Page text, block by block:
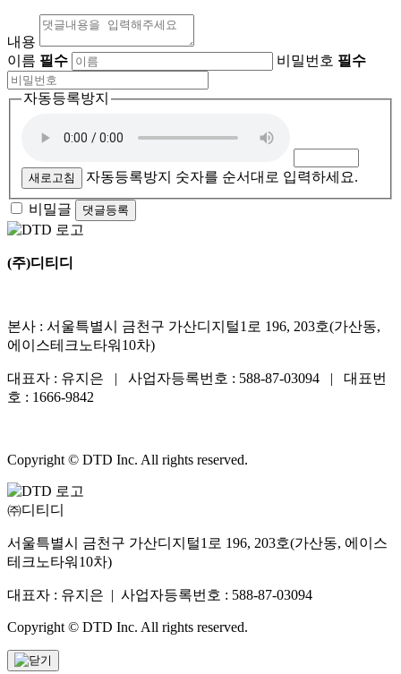
내용
이름 필수 비밀번호 필수
자동등록방지
새로고침 자동등록방지 숫자를 순서대로 입력하세요.
비밀글 댓글등록
(주)디티디
본사 : 서울특별시 금천구 가산디지털1로 196, 203호(가산동,
에이스테크노타워10차)
대표자 : 유지은 | 사업자등록번호 : 588-87-03094 | 대표번
호 : 1666-9842
Copyright © DTD Inc. All rights reserved.
㈜디티디
서울특별시 금천구 가산디지털1로 196, 203호(가산동, 에이스
테크노타워10차)
대표자 : 유지은 | 사업자등록번호 : 588-87-03094
Copyright © DTD Inc. All rights reserved.